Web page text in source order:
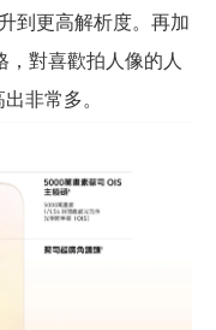
到更高解析度。再加
，對喜歡拍人像的人
非常多。